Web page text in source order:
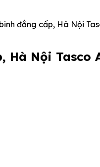
đẳng cấp, Hà Nội
Hà Nội Tasco